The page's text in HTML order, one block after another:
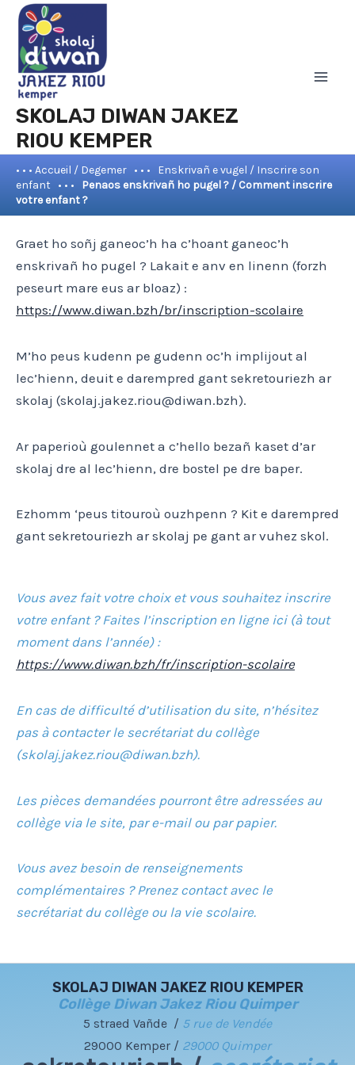
Aller
contenu
SKOLAJ DIWAN JAKEZ
RIOU KEMPER
• • • Accueil / Degemer • • • Enskrivañ e vugel / Inscrire son
enfant • • • Penaos enskrivañ ho pugel ? / Comment inscrire
votre enfant ?
Graet ho soñj ganeoc’h ha c’hoant ganeoc’h
enskrivañ ho pugel ? Lakait e anv en linenn (forzh
peseurt mare eus ar bloaz) :
https://www.diwan.bzh/br/inscription-scolaire
M’ho peus kudenn pe gudenn oc’h implijout al
lec’hienn, deuit e darempred gant sekretouriezh ar
skolaj (skolaj.jakez.riou@diwan.bzh).
Ar paperioù goulennet a c’hello bezañ kaset d’ar
skolaj dre al lec’hienn, dre bostel pe dre baper.
Ezhomm ‘peus titouroù ouzhpenn ? Kit e darempred
gant sekretouriezh ar skolaj pe gant ar vuhez skol.
Vous avez fait votre choix et vous souhaitez inscrire
votre enfant ? Faites l’inscription en ligne ici (à tout
moment dans l’année) :
https://www.diwan.bzh/fr/inscription-scolaire
En cas de difficulté d’utilisation du site, n’hésitez
pas à contacter le secrétariat du collège
(skolaj.jakez.riou@diwan.bzh).
Les pièces demandées pourront être adressées au
collège via le site, par e-mail ou par papier.
Vous avez besoin de renseignements
complémentaires ? Prenez contact avec le
secrétariat du collège ou la vie scolaire.
SKOLAJ DIWAN JAKEZ RIOU KEMPER
Collège Diwan Jakez Riou Quimper
5 straed Vañde / 5 rue de Vendée
29000 Kemper / 29000 Quimper